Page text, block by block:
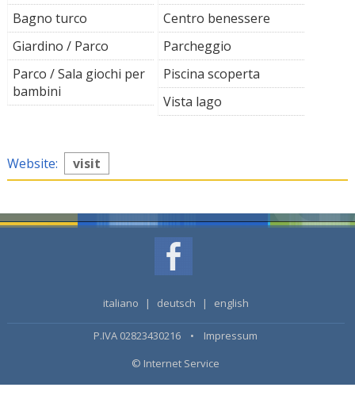
Bagno turco
Centro benessere
Giardino / Parco
Parcheggio
Parco / Sala giochi per
bambini
Piscina scoperta
Vista lago
Website: visit
italiano | deutsch | english
P.IVA 02823430216 • Impressum
© Internet Service